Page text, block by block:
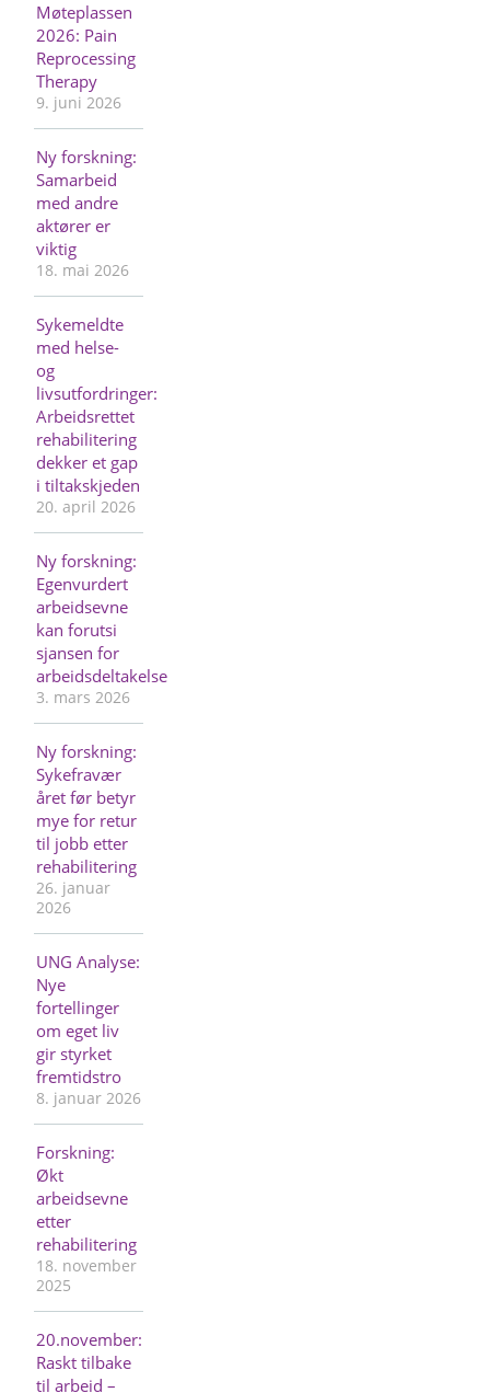
Møteplassen
2026: Pain
Reprocessing
Therapy
9. juni 2026
Ny forskning:
Samarbeid
med andre
aktører er
viktig
18. mai 2026
Sykemeldte
med helse-
og
livsutfordringer:
Arbeidsrettet
rehabilitering
dekker et gap
i tiltakskjeden
20. april 2026
Ny forskning:
Egenvurdert
arbeidsevne
kan forutsi
sjansen for
arbeidsdeltakelse
3. mars 2026
Ny forskning:
Sykefravær
året før betyr
mye for retur
til jobb etter
rehabilitering
26. januar
2026
UNG Analyse:
Nye
fortellinger
om eget liv
gir styrket
fremtidstro
8. januar 2026
Forskning:
Økt
arbeidsevne
etter
rehabilitering
18. november
2025
20.november:
Raskt tilbake
til arbeid –